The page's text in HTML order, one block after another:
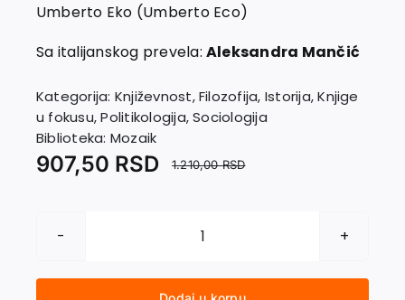
Kontakt
Umberto Eko (Umberto Eco)
Sa italijanskog prevela: Aleksandra Mančić
Kategorija: Književnost,Filozofija, Istorija,Knjige
u fokusu,Politikologija,Sociologija
Biblioteka: Mozaik
1.210,00RSD
907,50 RSD
KAKO
FAŠISTU